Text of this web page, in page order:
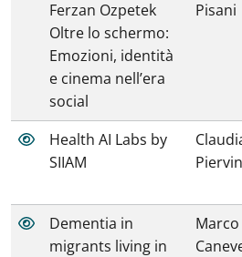
Ferzan Ozpetek
Oltre lo schermo:
Emozioni, identità
e cinema nell’era
social
Pisani
Health AI Labs by
SIIAM
Dementia in
migrants living in
Marco